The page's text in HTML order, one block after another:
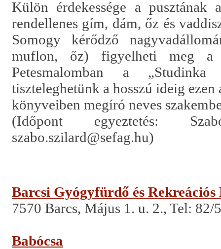
Külön érdekessége a
rendellenes gím, dám, őz és
Somogy kérődző
muflon, őz) figyelheti meg a
Petesmalomban a „Studinka
tiszteleghetünk a hosszú ideig
könyveiben megíró neves
(Időpont egyeztetés:
szabo.szilard@sefag.hu)
Barcsi Gyógyfürdő és
7570 Barcs, Május 1. u. 2., Tel: 82/
Babócsa